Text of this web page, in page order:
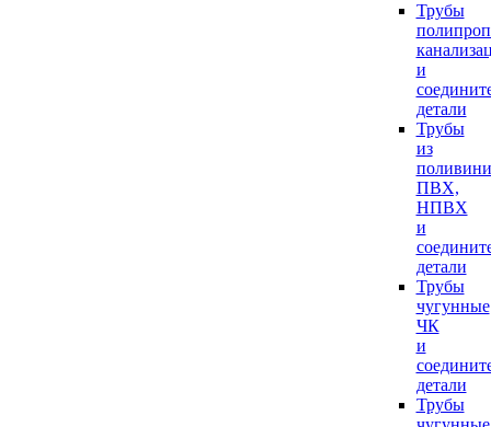
Трубы
и
детали
Трубы
из
ПВХ,
НПВХ
и
детали
Трубы
чугунные
ЧК
и
детали
Трубы